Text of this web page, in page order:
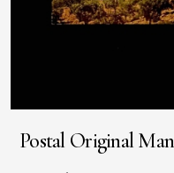
Postal Original